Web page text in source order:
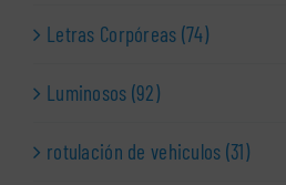
Letras Corpóreas (74)
Luminosos (92)
rotulación de vehiculos (31)